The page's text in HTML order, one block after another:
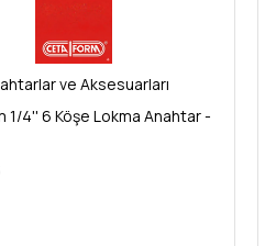
ve Aksesuarları
1/4'' 6 Köşe Lokma Anahtar -